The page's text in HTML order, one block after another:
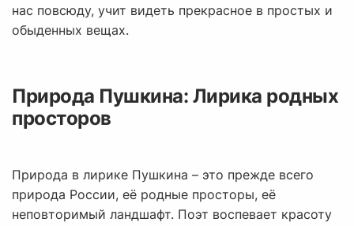
нас повсюду, учит видеть прекрасное в простых и
обыденных вещах.
Природа Пушкина: Лирика родных
просторов
Природа в лирике Пушкина – это прежде всего
природа России, её родные просторы, её
неповторимый ландшафт. Поэт воспевает красоту